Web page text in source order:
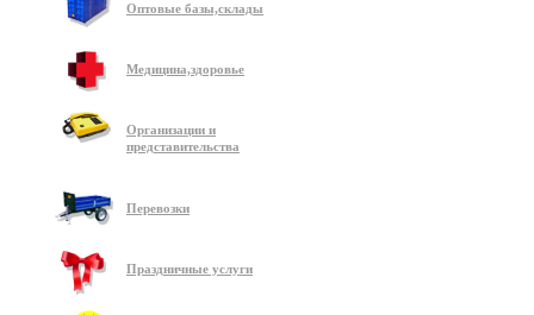
Оптовые базы,склады
Медицина,здоровье
Организации и
представительства
Перевозки
Праздничные услуги